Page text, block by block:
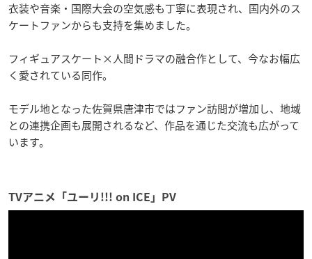
衣装や音楽・国際大会の空気感も丁寧に表現され、国内外のス
ケートファンからも支持を集めました。
フィギュアスケート×人間ドラマの融合作として、今なお幅広
く愛されている同作。
モデル地となった佐賀県唐津市ではファン訪問が増加し、地域
との連携企画も展開されるなど、作品を通じた交流も広がって
います。
TVアニメ「ユーリ!!! on ICE」PV